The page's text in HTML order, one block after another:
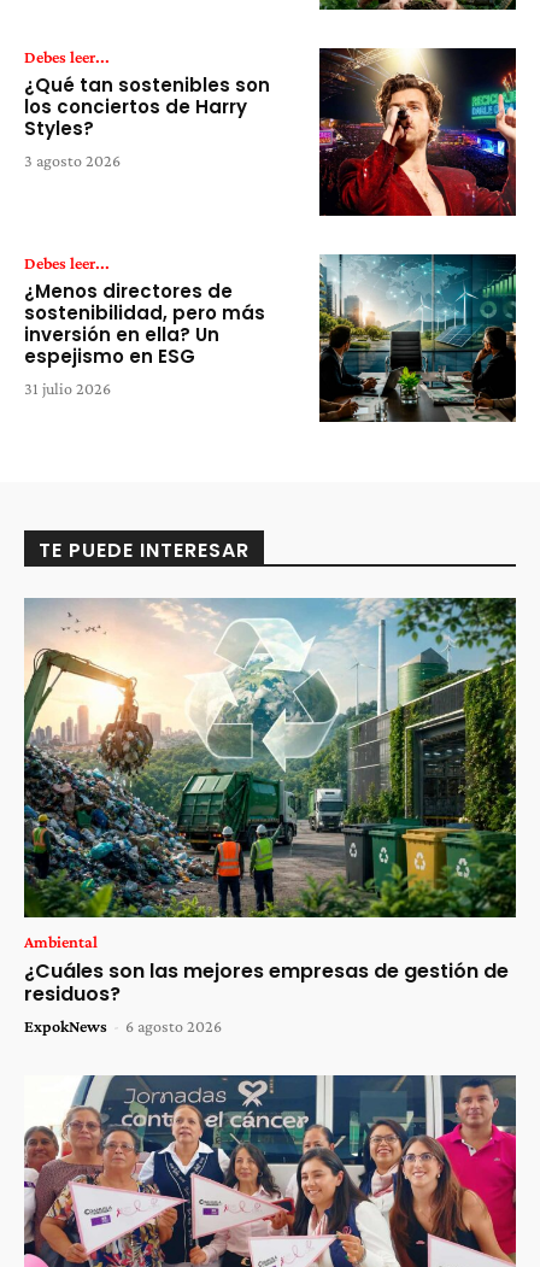
Debes leer...
¿Qué tan sostenibles son
los conciertos de Harry
Styles?
3 agosto 2026
Debes leer...
¿Menos directores de
sostenibilidad, pero más
inversión en ella? Un
espejismo en ESG
31 julio 2026
TE PUEDE INTERESAR
Ambiental
¿Cuáles son las mejores empresas de gestión de
residuos?
ExpokNews - 6 agosto 2026